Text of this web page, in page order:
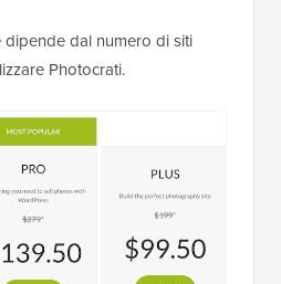
dal numero di siti
Photocrati.